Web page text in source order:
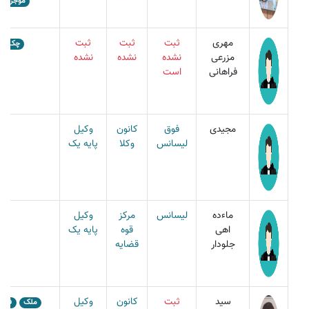
مهری
مزرعی
فراهانی
ثبت
نشده
است
ثبت
نشده
ثبت
نشده
چک و
مجیدی
فوق
لیسانس
کانون
وکلا
وکیل
پایه یک
ماءده
اهی
جلودار
لیسانس
مرکز
قوه
قضایه
وکیل
پایه یک
سید
ثبت
کانون
وکیل
ملک